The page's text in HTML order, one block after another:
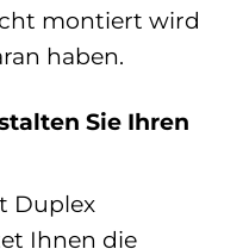
montiert wird
haben.
Sie Ihren
Duplex
Ihnen die